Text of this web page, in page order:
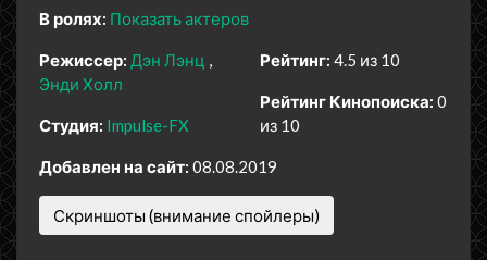
В ролях: Показать актеров
Режиссер: Дэн Лэнц
Энди Холл
Студия: Impulse-FX
Рейтинг: 4.5 из 10
Рейтинг Кинопоиска: 0
из 10
Добавлен на сайт: 08.08.2019
Скриншоты (внимание спойлеры)